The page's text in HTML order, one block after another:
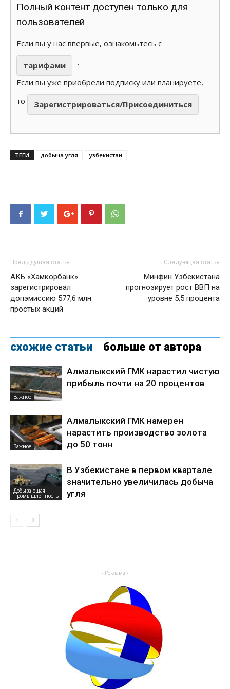
Полный контент доступен только для
пользователей
Если вы у нас впервые, ознакомьтесь с
тарифами
.
Если вы уже приобрели подписку или планируете,
то
Зарегистрироваться/Присоединиться
ТЕГИ добыча угля узбекистан
Предыдущая статья
АКБ «Хамкорбанк»
зарегистрировал
допэмиссию 577,6 млн
простых акций
Следующая статья
Минфин Узбекистана
прогнозирует рост ВВП на
уровне 5,5 процента
схожие статьи больше от автора
Важное
Алмалыкский ГМК нарастил чистую
прибыль почти на 20 процентов
Важное
Алмалыкский ГМК намерен
нарастить производство золота
до 50 тонн
Добывающая
Промышленность
В Узбекистане в первом квартале
значительно увеличилась добыча
угля
- Реклама -